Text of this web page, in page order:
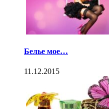
Белье мое…
11.12.2015